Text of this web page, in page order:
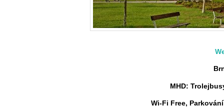
MHD:
Wi-Fi Free,